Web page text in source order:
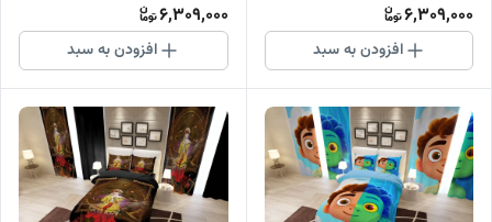
6,309,000
افزودن به سبد
6,309,000
افزودن به سبد